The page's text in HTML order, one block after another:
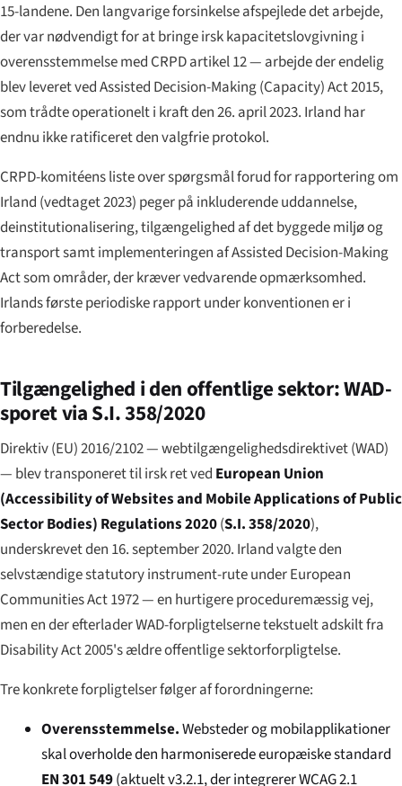
15-landene. Den langvarige forsinkelse afspejlede det arbejde,
der var nødvendigt for at bringe irsk kapacitetslovgivning i
overensstemmelse med CRPD artikel 12 — arbejde der endelig
blev leveret ved Assisted Decision-Making (Capacity) Act 2015,
som trådte operationelt i kraft den 26. april 2023. Irland har
endnu ikke ratificeret den valgfrie protokol.
CRPD-komitéens liste over spørgsmål forud for rapportering om
Irland (vedtaget 2023) peger på inkluderende uddannelse,
deinstitutionalisering, tilgængelighed af det byggede miljø og
transport samt implementeringen af Assisted Decision-Making
Act som områder, der kræver vedvarende opmærksomhed.
Irlands første periodiske rapport under konventionen er i
forberedelse.
Tilgængelighed i den offentlige sektor: WAD-
sporet via S.I. 358/2020
Direktiv (EU) 2016/2102 — webtilgængelighedsdirektivet (WAD)
— blev transponeret til irsk ret ved European Union
(Accessibility of Websites and Mobile Applications of Public
Sector Bodies) Regulations 2020(S.I. 358/2020),
underskrevet den 16. september 2020. Irland valgte den
selvstændige statutory instrument-rute under European
Communities Act 1972 — en hurtigere proceduremæssig vej,
men en der efterlader WAD-forpligtelserne tekstuelt adskilt fra
Disability Act 2005's ældre offentlige sektorforpligtelse.
Tre konkrete forpligtelser følger af forordningerne:
Overensstemmelse.Websteder og mobilapplikationer
skal overholde den harmoniserede europæiske standard
EN 301 549(aktuelt v3.2.1, der integrerer WCAG 2.1